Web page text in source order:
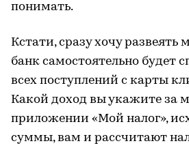
понимать.
Кстати, сразу хочу развеять
банк самостоятельно будет
всех поступлений с карты
Какой доход вы укажите за
приложении «Мой налог»,
суммы, вам и рассчитают